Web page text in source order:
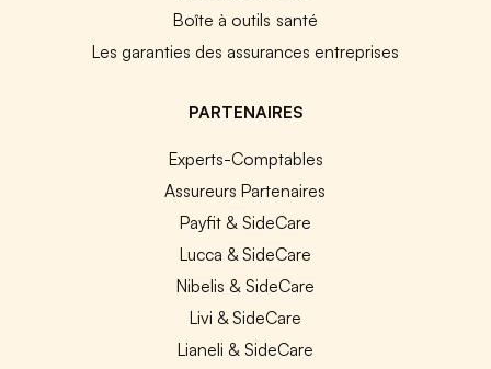
Boîte à outils santé
Les garanties des assurances entreprises
PARTENAIRES
Experts-Comptables
Assureurs Partenaires
Payfit & SideCare
Lucca & SideCare
Nibelis & SideCare
Livi & SideCare
Lianeli & SideCare